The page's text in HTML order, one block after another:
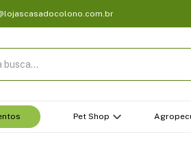
busca...
Pet Shop